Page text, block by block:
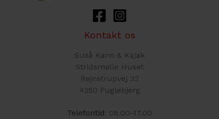
Kontakt os
Suså Kano & Kajak
Stridsmølle Huset
Rejnstrupvej 32
4250 Fuglebjerg
Telefontid : 08.00-17.00